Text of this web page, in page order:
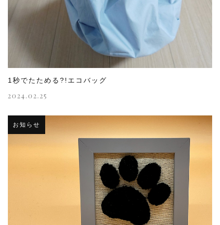
1秒でたためる?!エコバッグ
2024.02.25
お知らせ